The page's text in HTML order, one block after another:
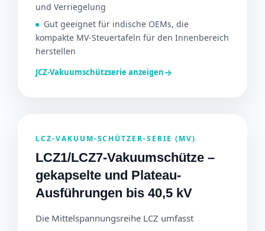
und Verriegelung
Gut geeignet für indische OEMs, die
kompakte MV-Steuertafeln für den Innenbereich
herstellen
JCZ-Vakuumschützserie anzeigen→
LCZ-VAKUUM-SCHÜTZER-SERIE (MV)
LCZ1/LCZ7-Vakuumschütze –
gekapselte und Plateau-
Ausführungen bis 40,5 kV
Die Mittelspannungsreihe LCZ umfasst